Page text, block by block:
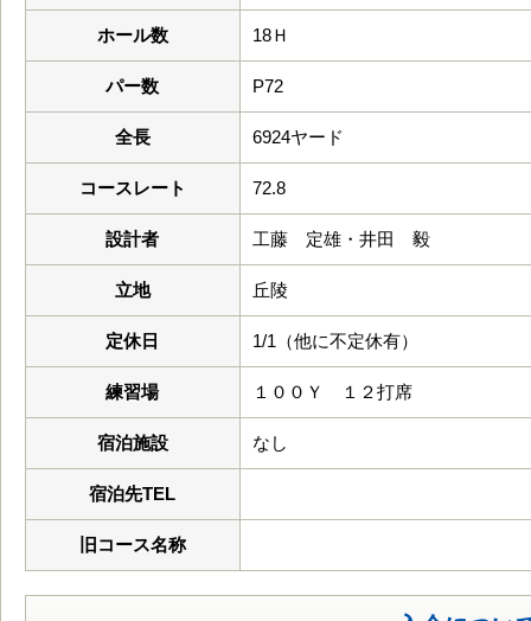
ホール数 18Ｈ
パー数 P72
全長 6924ヤード
コースレート 72.8
設計者 工藤 定雄・井田 毅
立地 丘陵
定休日 1/1（他に不定休有）
練習場 １００Ｙ １２打席
宿泊施設 なし
宿泊先TEL
旧コース名称